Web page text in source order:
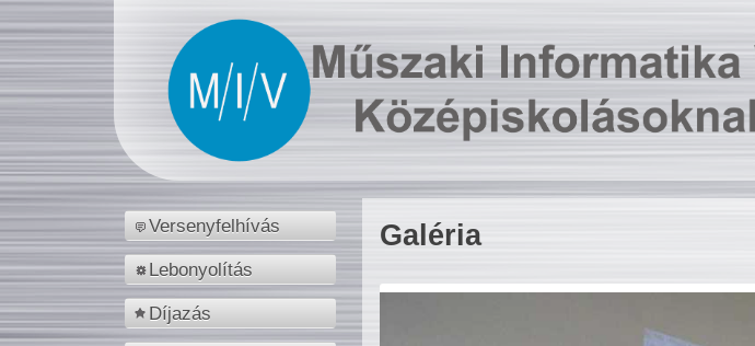
Versenyfelhívás
Lebonyolítás
Díjazás
Galéria